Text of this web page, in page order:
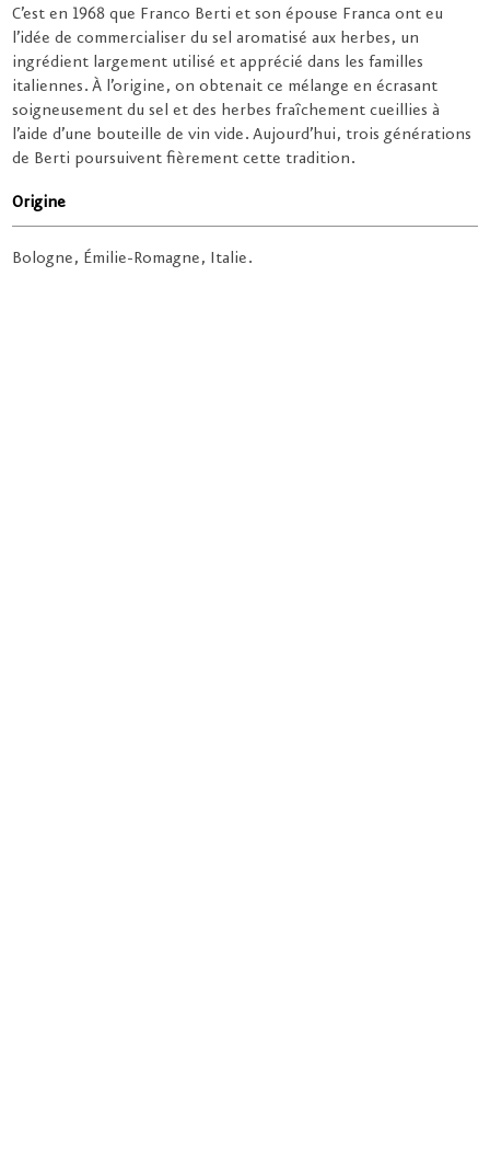
C’est en 1968 que Franco Berti et son épouse Franca ont eu
l’idée de commercialiser du sel aromatisé aux herbes, un
ingrédient largement utilisé et apprécié dans les familles
italiennes. À l’origine, on obtenait ce mélange en écrasant
soigneusement du sel et des herbes fraîchement cueillies à
l’aide d’une bouteille de vin vide. Aujourd’hui, trois générations
de Berti poursuivent fièrement cette tradition.
Origine
Bologne, Émilie-Romagne, Italie.